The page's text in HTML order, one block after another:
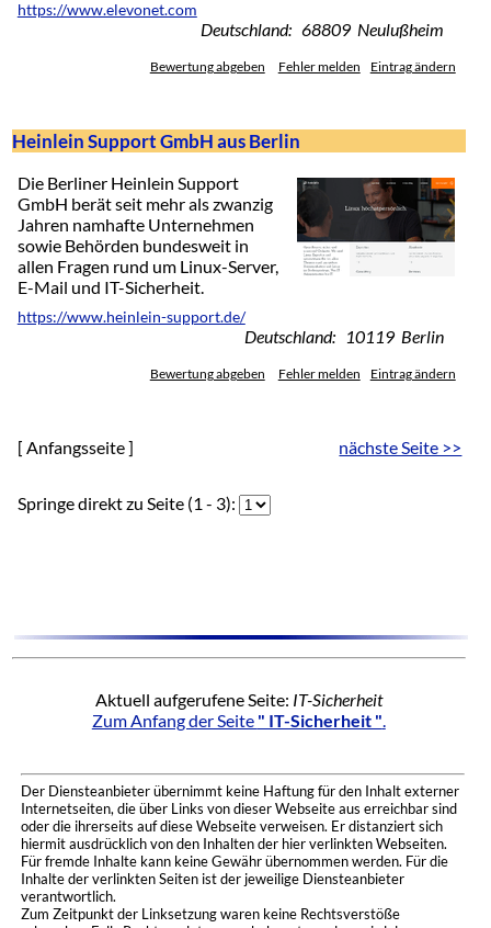
https://www.elevonet.com
Deutschland: 68809 Neulußheim
Bewertung abgeben Fehler melden Eintrag ändern
Heinlein Support GmbH aus Berlin
Die Berliner Heinlein Support
GmbH berät seit mehr als zwanzig
Jahren namhafte Unternehmen
sowie Behörden bundesweit in
allen Fragen rund um Linux-Server,
E-Mail und IT-Sicherheit.
https://www.heinlein-support.de/
Deutschland: 10119 Berlin
Bewertung abgeben Fehler melden Eintrag ändern
[ Anfangsseite ] nächste Seite >>
Springe direkt zu Seite (1 - 3):
Aktuell aufgerufene Seite: IT-Sicherheit
Zum Anfang der Seite " IT-Sicherheit "
Der Diensteanbieter übernimmt keine Haftung für den Inhalt externer
Internetseiten, die über Links von dieser Webseite aus erreichbar sind
oder die ihrerseits auf diese Webseite verweisen. Er distanziert sich
hiermit ausdrücklich von den Inhalten der hier verlinkten Webseiten.
Für fremde Inhalte kann keine Gewähr übernommen werden. Für die
Inhalte der verlinkten Seiten ist der jeweilige Diensteanbieter
verantwortlich.
Zum Zeitpunkt der Linksetzung waren keine Rechtsverstöße